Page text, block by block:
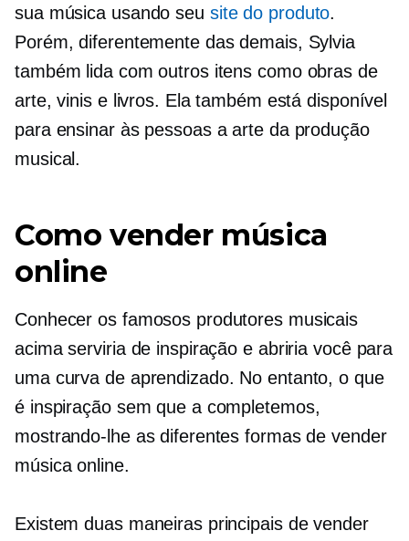
sua música usando seu site do produto.
Porém, diferentemente das demais, Sylvia
também lida com outros itens como obras de
arte, vinis e livros. Ela também está disponível
para ensinar às pessoas a arte da produção
musical.
Como vender música
online
Conhecer os famosos produtores musicais
acima serviria de inspiração e abriria você para
uma curva de aprendizado. No entanto, o que
é inspiração sem que a completemos,
mostrando-lhe as diferentes formas de vender
música online.
Existem duas maneiras principais de vender